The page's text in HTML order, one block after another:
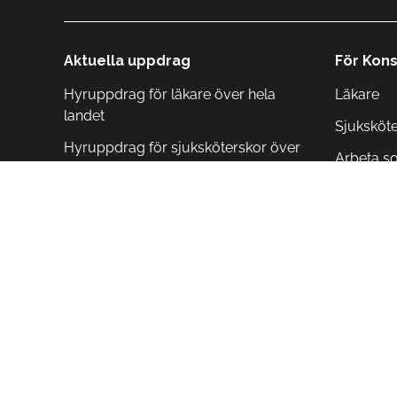
Aktuella uppdrag
Hyruppdrag för läkare över hela
landet
Hyruppdrag för sjuksköterskor över
För
Läkare
Arbeta